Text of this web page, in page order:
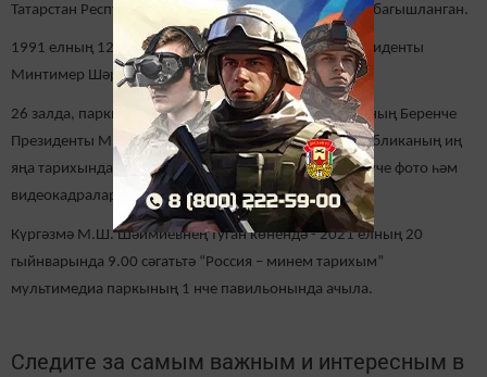
Татарстан Республикасының Беренче Президентына багышланган.
1991 елның 12 июнендә Татарстанның Беренче Президенты
Минтимер Шәрип улы Шәймиев була.
26 залда, паркның 133 проект экранында Татарстанның Беренче
Президенты Минтимер Шәймиев катнашында республиканың иң
яңа тарихындагы мөһим вакыйгалар турында сөйләүче фото һәм
видеокадралар күрсәтеләчәк.
Күргәзмә М.Ш. Шәймиевнең туган көнендә - 2021 елның 20
гыйнварында 9.00 сәгатьтә “Россия – минем тарихым”
мультимедиа паркының 1 нче павильонында ачыла.
Следите за самым важным и интересным в